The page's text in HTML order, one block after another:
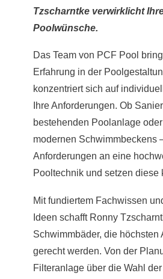
Tzscharntke verwirklicht
Poolwünsche.
Das Team von PCF Pool
Erfahrung in der
konzentriert sich auf
Ihre Anforderungen. Ob
bestehenden Poolanlage
modernen Schwimmbeckens
Anforderungen an eine
Pooltechnik und setzen diese
Mit fundiertem Fachwissen
Ideen schafft Ronny
Schwimmbäder, die höchsten
gerecht werden. Von der
Filteranlage über die Wahl